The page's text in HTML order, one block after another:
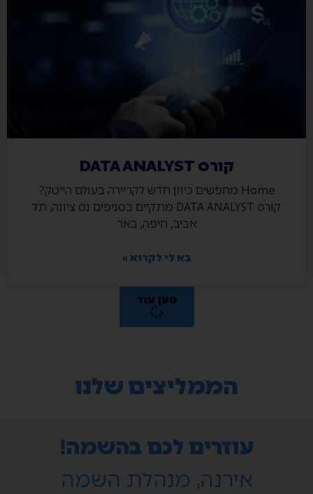
קורס DATA ANALYST
Home מחפשים כיוון חדש לקריירה בעולם הייטק?
קורס DATA ANALYST מתקיים בסניפים נס ציונה, תל
אביב, חיפה, באר
בא לי לקרוא »
טען עוד
הממליצים שלנו
עוזרים לכם בהשמה!
אירנה, מנהלת השמה